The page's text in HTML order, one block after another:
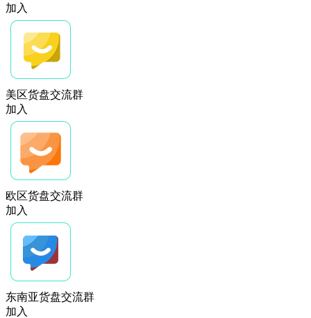
加入
美区货盘交流群
加入
欧区货盘交流群
加入
东南亚货盘交流群
加入